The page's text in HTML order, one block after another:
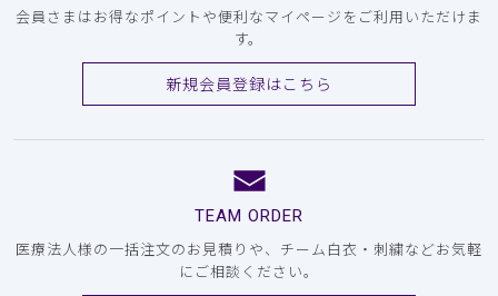
会員さまはお得なポイントや便利なマイページをご利用いただけま
す。
新規会員登録はこちら
TEAM ORDER
医療法人様の一括注文のお見積りや、チーム白衣・刺繍などお気軽
にご相談ください。